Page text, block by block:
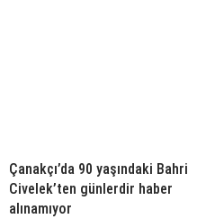
Çanakçı’da 90 yaşındaki Bahri
Civelek’ten günlerdir haber
alınamıyor